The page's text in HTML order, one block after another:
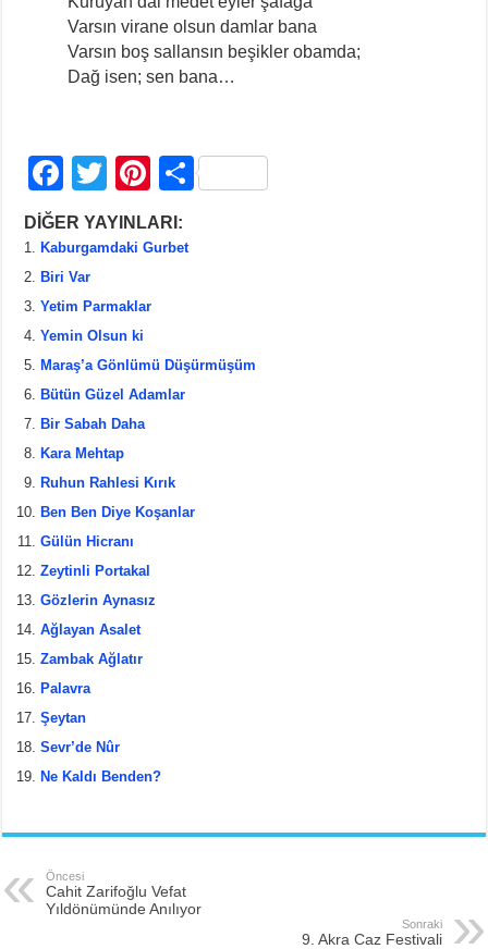
Varsın virane olsun damlar bana
Varsın boş sallansın beşikler obamda;
Dağ isen; sen bana…
F
a
c
e
b
o
o
k
T
wi
tt
Pi
nt
er
st
S
DİĞER YAYINLARI:
Kaburgamdaki Gurbet
Biri Var
Yetim Parmaklar
Yemin Olsun ki
Maraş’a Gönlümü Düşürmüşüm
Bütün Güzel Adamlar
Bir Sabah Daha
Kara Mehtap
Ruhun Rahlesi Kırık
Ben Ben Diye Koşanlar
Gülün Hicranı
Zeytinli Portakal
Gözlerin Aynasız
Ağlayan Asalet
Zambak Ağlatır
Palavra
Şeytan
Sevr’de Nûr
Ne Kaldı Benden?
Öncesi
Cahit Zarifoğlu Vefat
Yıldönümünde Anılıyor
Sonraki
9. Akra Caz Festivali